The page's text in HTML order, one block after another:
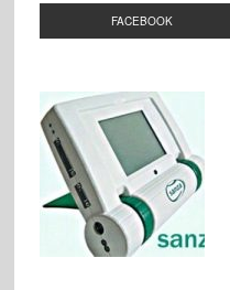
FACEBOOK